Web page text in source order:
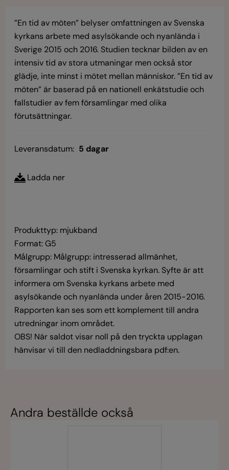
”En tid av möten” belyser omfattningen av Svenska
kyrkans arbete med asylsökande och nyanlända i
Sverige 2015 och 2016. Studien tecknar bilden av en
intensiv tid av stora utmaningar men också stor
glädje, inte minst i mötet mellan människor. ”En tid av
möten” är baserad på en nationell enkätstudie och
fallstudier av fem församlingar med olika
förutsättningar.
Leveransdatum: 5 dagar
Ladda ner
Produkttyp: mjukband
Format: G5
Målgrupp: Målgrupp: intresserad allmänhet,
församlingar och stift i Svenska kyrkan. Syfte är att
informera om Svenska kyrkans arbete med
asylsökande och nyanlända under åren 2015-2016.
Rapporten kan ses som ett komplement till andra
utredningar inom området.
OBS! När saldot visar noll på den tryckta upplagan
hänvisar vi till den nedladdningsbara pdf:en.
Andra beställde också